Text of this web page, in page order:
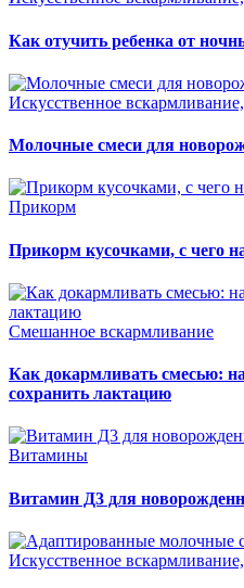
Как отучить ребенка от
Искусственное
Молочные смеси для
Прикорм
Прикорм кусочками, с чего
Смешанное вскармливание
Как докармливать смесью:
сохранить лактацию
Витамины
Витамин Д3 для
Искусственное